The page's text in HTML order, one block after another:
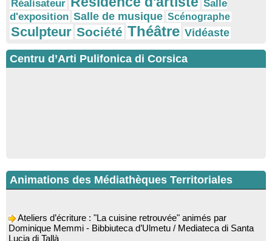
Réalisateur
Salle
d'exposition Salle de musique Scénographe
Sculpteur Société Théâtre Vidéaste
Centru d’Arti Pulifonica di Corsica
Animations des Médiathèques Territoriales
Dominique Memmi - Bibbiuteca d’Ulmetu / Mediateca di Santa
Lucia di Tallà